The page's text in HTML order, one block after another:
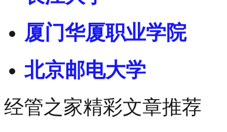
厦门华厦职业学院
北京邮电大学
经管之家精彩文章推荐